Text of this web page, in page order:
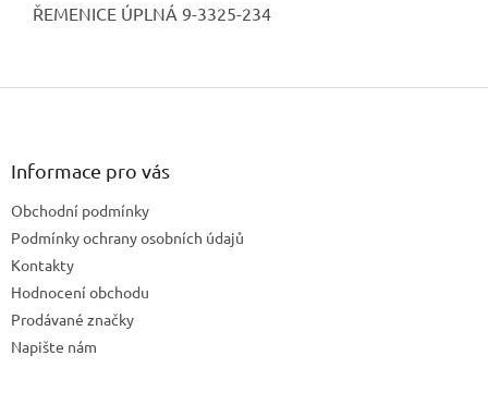
ŘEMENICE ÚPLNÁ 9-3325-234
Z
Informace pro vás
Obchodní podmínky
Podmínky ochrany osobních údajů
Kontakty
Hodnocení obchodu
Prodávané značky
Napište nám